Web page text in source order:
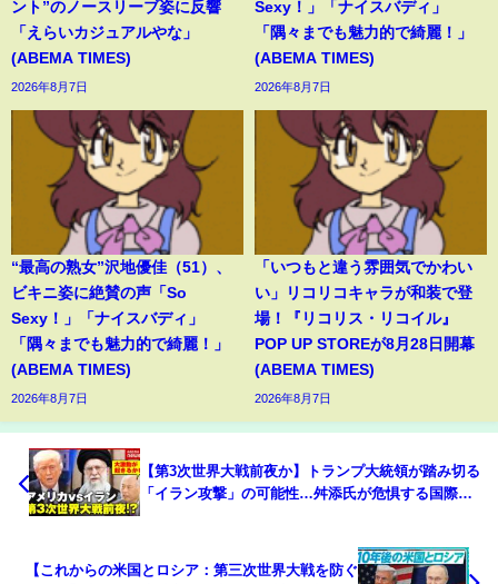
ント”のノースリーブ姿に反響
「えらいカジュアルやな」
(ABEMA TIMES)
2026年8月7日
Sexy！」「ナイスバディ」
「隅々までも魅力的で綺麗！」
(ABEMA TIMES)
2026年8月7日
“最高の熟女”沢地優佳（51）、
ビキニ姿に絶賛の声「So
Sexy！」「ナイスバディ」
「隅々までも魅力的で綺麗！」
(ABEMA TIMES)
2026年8月7日
「いつもと違う雰囲気でかわい
い」リコリコキャラが和装で登
場！『リコリス・リコイル』
POP UP STOREが8月28日開幕
(ABEMA TIMES)
2026年8月7日
【第3次世界大戦前夜か】トランプ大統領が踏み切る
「イラン攻撃」の可能性…舛添氏が危惧する国際法
【これからの米国とロシア：第三次世界大戦を防ぐ